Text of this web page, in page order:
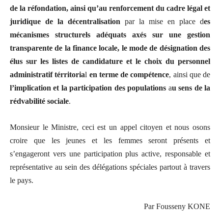
de la réfondation, ainsi qu’au renforcement du cadre légal et
juridique de la décentralisation par la mise en place des
mécanismes structurels adéquats axés sur une gestion
transparente de la finance locale, le mode de désignation des
élus sur les listes de candidature et le choix du personnel
administratif térritorial en terme de compétence, ainsi que de
l’implication et la participation des populations au sens de la
rédvabilité sociale.
Monsieur le Ministre, ceci est un appel citoyen et nous osons
croire que les jeunes et les femmes seront présents et
s’engageront vers une participation plus active, responsable et
représentative au sein des délégations spéciales partout à travers
le pays.
Par Fousseny KONE